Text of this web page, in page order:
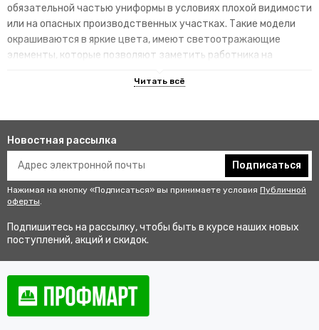
обязательной частью униформы в условиях плохой видимости
или на опасных производственных участках. Такие модели
окрашиваются в яркие цвета, имеют светоотражающие
элементы, которые позволяют заметить работника на
изделий
Гарантируют улучшенную видимость человека и его
безопасность на рабочем месте. В результате этого
снижается риск аварии и получения травмы.
Не мешаются во время выполнения профессиональных
Соответствуют стандартам качества, так как проходят
Купить одежду сигнальную для
работников оптом и в розницу с
доставкой по Ураю
Новостная рассылка
Подписаться
Нажимая на кнопку «Подписаться» вы принимаете условия Публичной
оферты.
Подпишитесь на рассылку, чтобы быть в курсе наших новых
поступлений, акций и скидок.